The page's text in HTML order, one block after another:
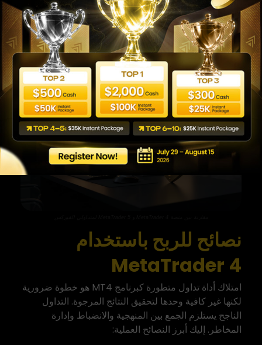
وكافياً بامتياز. أما إن كنت تتداول في أسواق متعدد��
كالأسهم والعقود الآجلة، أو تحتاج إلى اختبار استراتيجيات
متقدمة متعددة، فقد يكون MT5 أنسب لاحتياجاتك. للتوسع
في مقارنة المنصتين ومعرفة المزيد، يمكنك الرجوع إلى
metatrader 4 شرح
للاطلاع على دليل أكثر شمولاً.
نصائح للربح باستخدام
MetaTrader 4
امتلاك أداة تداول متطورة كبرنامج MT4 هو خطوة ضرورية
لكنها غير كافية وحدها لتحقيق النتائج المرجوة. التداول
الناجح يستلزم الجمع بين المنهجية والانضباط وإدارة
المخاطر. إليك أبرز النصائح العملية: